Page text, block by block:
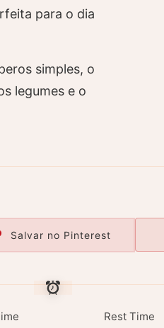
para o dia
simples, o
legumes e o
Salvar no Pinterest
Rest Time